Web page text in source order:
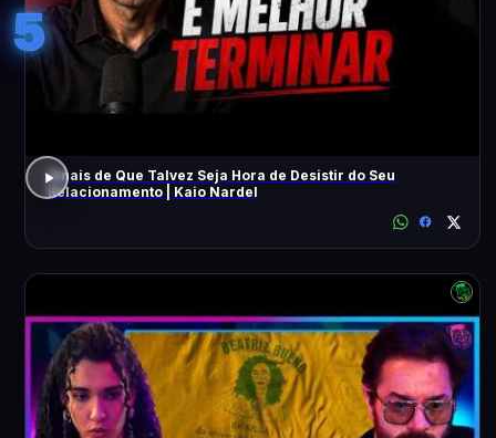
5
Sinais de Que Talvez Seja Hora de Desistir do Seu
Relacionamento | Kaio Nardel